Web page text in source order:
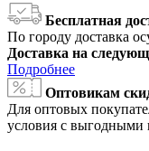
Бесплатная
По городу доставка
Доставка на
Подробнее
Оптовикам
Для оптовых
условия с выгодными